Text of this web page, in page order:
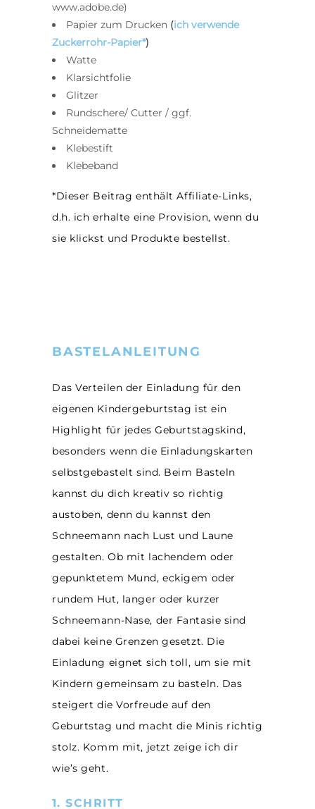
www.adobe.de)
Papier zum Drucken (ich verwende
Zuckerrohr-Papier*)
Watte
Klarsichtfolie
Glitzer
Rundschere/ Cutter / ggf.
Schneidematte
Klebestift
Klebeband
*Dieser Beitrag enthält Affiliate-Links,
d.h. ich erhalte eine Provision, wenn du
sie klickst und Produkte bestellst.
BASTELANLEITUNG
Das Verteilen der Einladung für den
eigenen Kindergeburtstag ist ein
Highlight für jedes Geburtstagskind,
besonders wenn die Einladungskarten
selbstgebastelt sind. Beim Basteln
kannst du dich kreativ so richtig
austoben, denn du kannst den
Schneemann nach Lust und Laune
gestalten. Ob mit lachendem oder
gepunktetem Mund, eckigem oder
rundem Hut, langer oder kurzer
Schneemann-Nase, der Fantasie sind
dabei keine Grenzen gesetzt. Die
Einladung eignet sich toll, um sie mit
Kindern gemeinsam zu basteln. Das
steigert die Vorfreude auf den
Geburtstag und macht die Minis richtig
stolz. Komm mit, jetzt zeige ich dir
wie’s geht.
1. SCHRITT